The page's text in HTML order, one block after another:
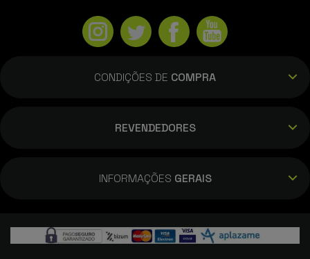
CONDIÇÕES DE COMPRA
REVENDEDORES
INFORMAÇÕES GERAIS